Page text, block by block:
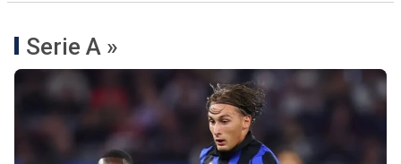
Serie A »